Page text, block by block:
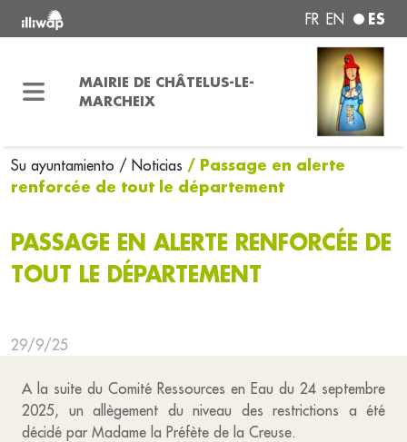
FR EN ES
MAIRIE DE CHÂTELUS-LE-
MARCHEIX
Su ayuntamiento / Noticias / Passage en alerte
renforcée de tout le département
PASSAGE EN ALERTE RENFORCÉE DE
TOUT LE DÉPARTEMENT
29/9/25
A la suite du Comité Ressources en Eau du 24 septembre
2025, un allègement du niveau des restrictions a été
décidé par Madame la Préfète de la Creuse.